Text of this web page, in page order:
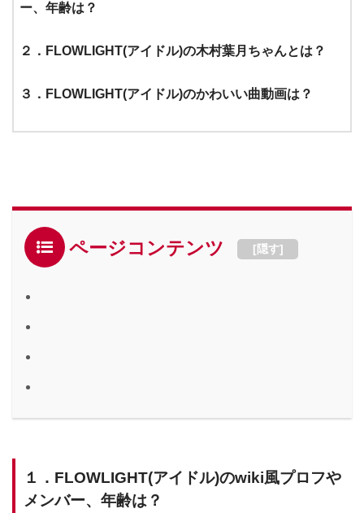
ー、年齢は？
２．FLOWLIGHT(アイドル)の木村葉月ちゃんとは？
３．FLOWLIGHT(アイドル)のかわいい曲動画は？
ページコンテンツ [隠す]
１．FLOWLIGHT(アイドル)のwiki風プロフや
メンバー、年齢は？